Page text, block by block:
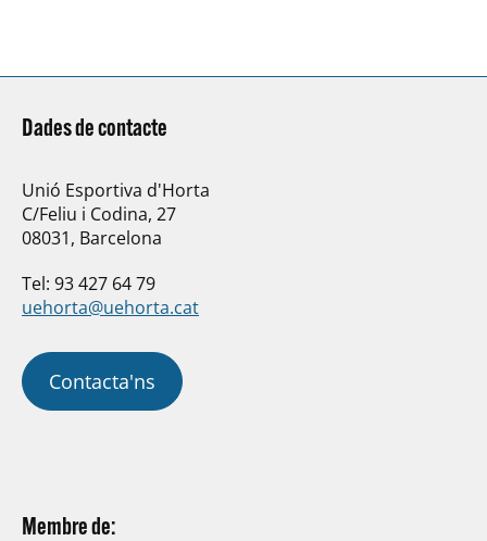
Dades de contacte
Unió Esportiva d'Horta
C/Feliu i Codina, 27
08031, Barcelona
Tel: 93 427 64 79
uehorta@uehorta.cat
Contacta'ns
Membre de: